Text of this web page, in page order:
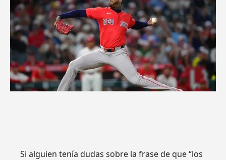
Si alguien tenía dudas sobre la frase de que “los